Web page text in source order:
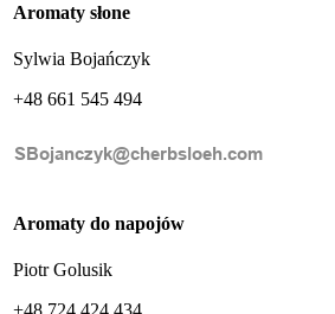
Aromaty słone
Sylwia Bojańczyk
+48 661 545 494
Aromaty do napojów
Piotr Golusik
+48 724 424 434